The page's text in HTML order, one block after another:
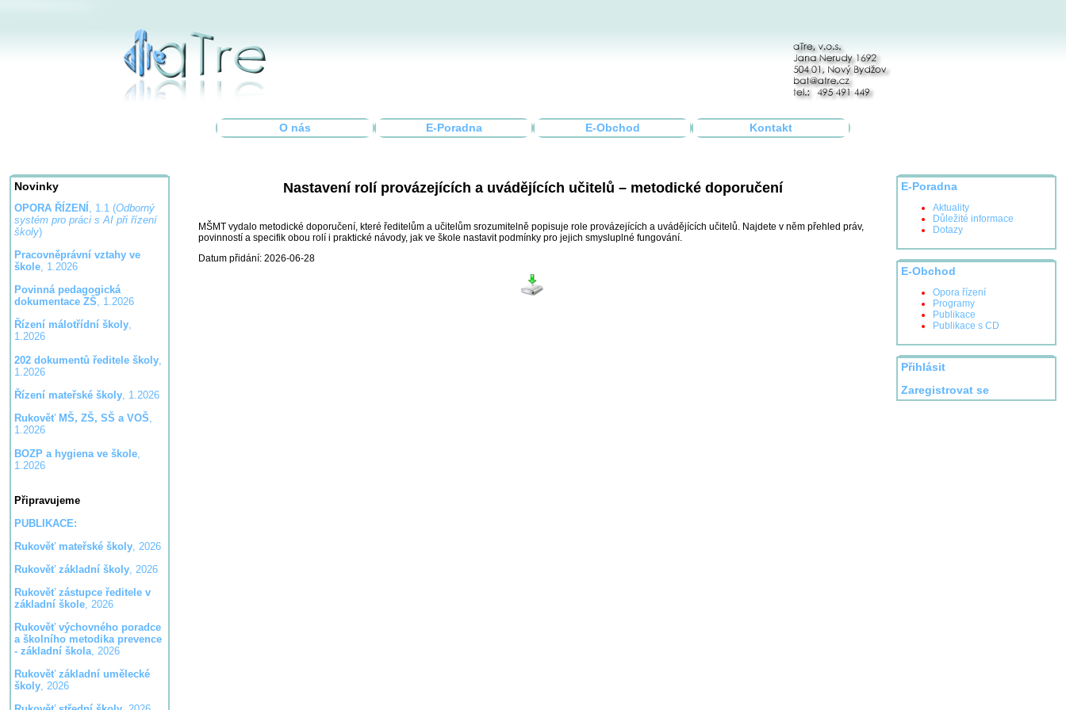
O nás E-Poradna E-Obchod Kontakt
Novinky
OPORA ŘÍZENÍ , 1.1 (Odborný
systém pro práci s AI při řízení
školy)
Pracovněprávní vztahy ve
škole, 1.2026
Povinná pedagogická
dokumentace ZŠ, 1.2026
Řízení málotřídní školy,
1.2026
202 dokumentů ředitele školy,
1.2026
Řízení mateřské školy, 1.2026
Rukověť MŠ, ZŠ, SŠ a VOŠ,
1.2026
BOZP a hygiena ve škole,
1.2026
Připravujeme
PUBLIKACE:
Rukověť mateřské školy, 2026
Rukověť základní školy, 2026
Rukověť zástupce ředitele v
základní škole, 2026
Rukověť výchovného poradce
a školního metodika prevence
- základní škola, 2026
Rukověť základní umělecké
školy, 2026
E-Poradna
Aktuality
Důležité informace
Dotazy
E-Obchod
Opora řízení
Programy
Publikace
Publikace s CD
Přihlásit
Zaregistrovat se
Nastavení rolí provázejících a uvádějících učitelů – metodické doporučení
MŠMT vydalo metodické doporučení, které ředitelům a učitelům srozumitelně popisuje role provázejících a uvádějících učitelů. Najdete v něm přehled práv,
povinností a specifik obou rolí i praktické návody, jak ve škole nastavit podmínky pro jejich smysluplné fungování.
Datum přidání: 2026-06-28